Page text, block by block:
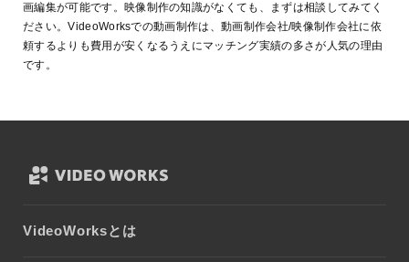
画編集が可能です。映像制作の知識がなくても、まずは相談してみてく
ださい。VideoWorksでの動画制作は、動画制作会社/映像制作会社に依
頼するよりも費用が安くなるうえにマッチング実績の多さが人気の理由
です。
VideoWorksとは